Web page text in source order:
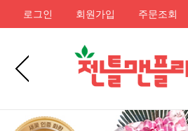
로그인 회원가입 주문조회